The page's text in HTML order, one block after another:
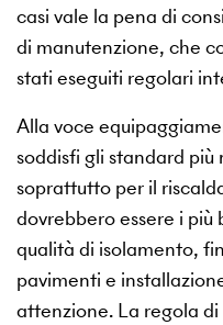
casi vale la pena di
di manutenzione, che
stati eseguiti regolari
Alla voce
soddisfi gli standard più
soprattutto per il
dovrebbero essere i più
qualità di isolamento,
pavimenti e
attenzione. La regola di